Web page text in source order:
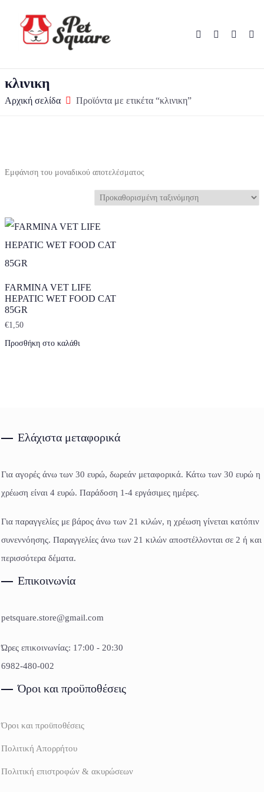
κλινικη
Αρχική σελίδα Προϊόντα με ετικέτα “κλινικη”
Εμφάνιση του μοναδικού αποτελέσματος
FARMINA VET LIFE
HEPATIC WET FOOD CAT
85GR
€1,50
Προσθήκη στο καλάθι
Ελάχιστα μεταφορικά
Για αγορές άνω των 30 ευρώ, δωρεάν μεταφορικά. Κάτω των 30 ευρώ η
χρέωση είναι 4 ευρώ. Παράδοση 1-4 εργάσιμες ημέρες.
Για παραγγελίες με βάρος άνω των 21 κιλών, η χρέωση γίνεται κατόπιν
συνεννόησης. Παραγγελίες άνω των 21 κιλών αποστέλλονται σε 2 ή και
περισσότερα δέματα.
Επικοινωνία
petsquare.store@gmail.com
Ώρες επικοινωνίας: 17:00 - 20:30
6982-480-002
Όροι και προϋποθέσεις
Όροι και προϋποθέσεις
Πολιτική Απορρήτου
Πολιτική επιστροφών & ακυρώσεων